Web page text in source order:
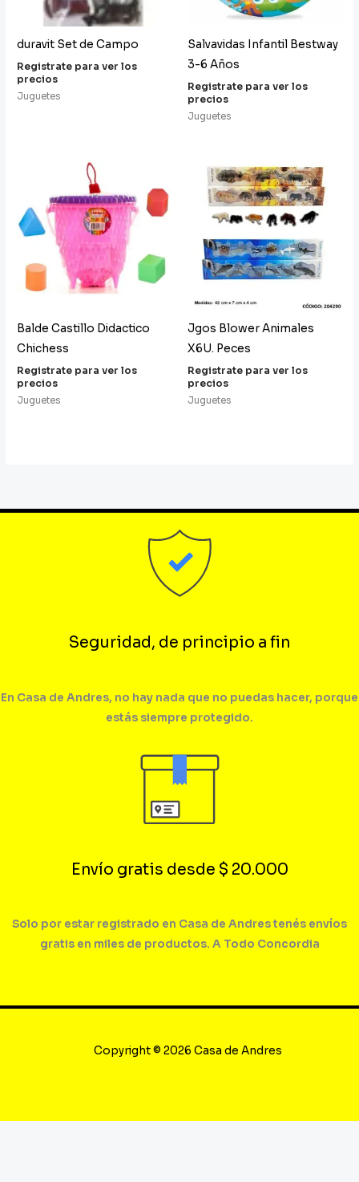
duravit Set de Campo
Registrate para ver los
precios
Juguetes
Salvavidas Infantil Bestway
3-6 Años
Registrate para ver los
precios
Juguetes
Balde Castillo Didactico
Chichess
Registrate para ver los
precios
Juguetes
Jgos Blower Animales
X6U. Peces
Registrate para ver los
precios
Juguetes
Seguridad, de principio a fin
En Casa de Andres, no hay nada que no puedas hacer, porque
estás siempre protegido.
Envío gratis desde $ 20.000
Solo por estar registrado en Casa de Andres tenés envíos
gratis en miles de productos. A Todo Concordia
Copyright © 2026 Casa de Andres